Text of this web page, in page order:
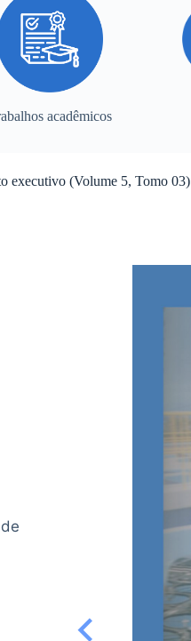
acadêmicos
executivo (Volume 5, Tomo 03)